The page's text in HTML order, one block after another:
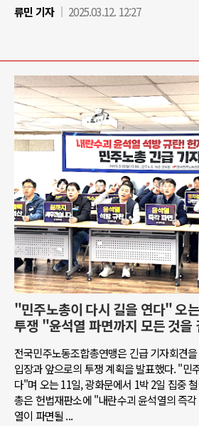
류민 기자
2025.03.12. 12:27
"민주노총이 다시 길을 연다" 오
투쟁 "윤석열 파면까지 모든 것을
전국민주노동조합총연맹은 긴급 기자회견
입장과 앞으로의 투쟁 계획을 발표했다. "민
다"며 오는 11일, 광화문에서 1박 2일 집중
총은 헌법재판소에 "내란수괴 윤석열의 즉
열이 파면될 ...